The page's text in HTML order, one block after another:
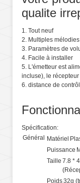
qualite
1. Tout neuf
2. Multiples
3. Paramètres de
4. Facile à installer
5. L'émetteur est
incluse), le
6. distance de
Spécification:
Général
Matériel
Puissance
Taille 7.8 *
Poids32g